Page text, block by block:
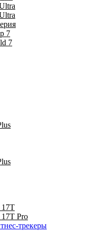
7
7
Pro
трекеры